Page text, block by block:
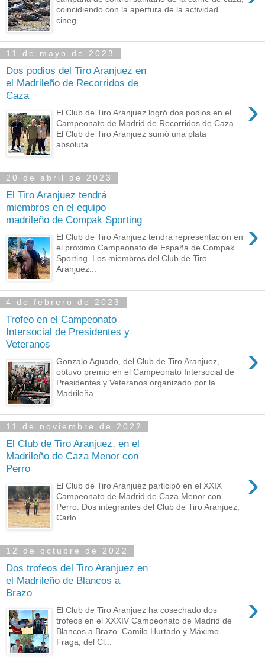
coincidiendo con la apertura de la actividad
cineg...
11 de mayo de 2023
Dos podios del Tiro Aranjuez en
el Madrileño de Recorridos de
Caza
›
El Club de Tiro Aranjuez logró dos podios en el
Campeonato de Madrid de Recorridos de Caza.
El Club de Tiro Aranjuez sumó una plata
absoluta...
20 de abril de 2023
El Tiro Aranjuez tendrá
miembros en el equipo
madrileño de Compak Sporting
›
El Club de Tiro Aranjuez tendrá representación en
el próximo Campeonato de España de Compak
Sporting. Los miembros del Club de Tiro
Aranjuez...
4 de febrero de 2023
Trofeo en el Campeonato
Intersocial de Presidentes y
Veteranos
›
Gonzalo Aguado, del Club de Tiro Aranjuez,
obtuvo premio en el Campeonato Intersocial de
Presidentes y Veteranos organizado por la
Madrileña...
11 de noviembre de 2022
El Club de Tiro Aranjuez, en el
Madrileño de Caza Menor con
Perro
›
El Club de Tiro Aranjuez participó en el XXIX
Campeonato de Madrid de Caza Menor con
Perro. Dos integrantes del Club de Tiro Aranjuez,
Carlo...
12 de octubre de 2022
Dos trofeos del Tiro Aranjuez en
el Madrileño de Blancos a
Brazo
›
El Club de Tiro Aranjuez ha cosechado dos
trofeos en el XXXIV Campeonato de Madrid de
Blancos a Brazo. Camilo Hurtado y Máximo
Fraga, del Cl...